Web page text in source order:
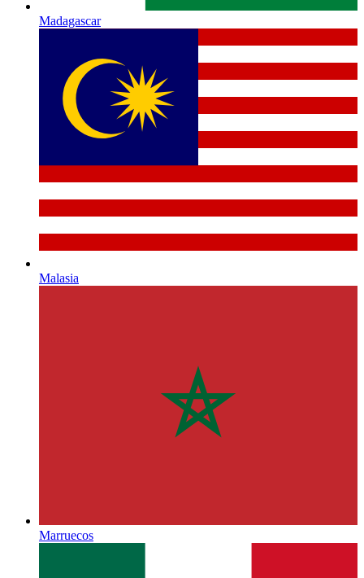
Madagascar
Malasia
Marruecos